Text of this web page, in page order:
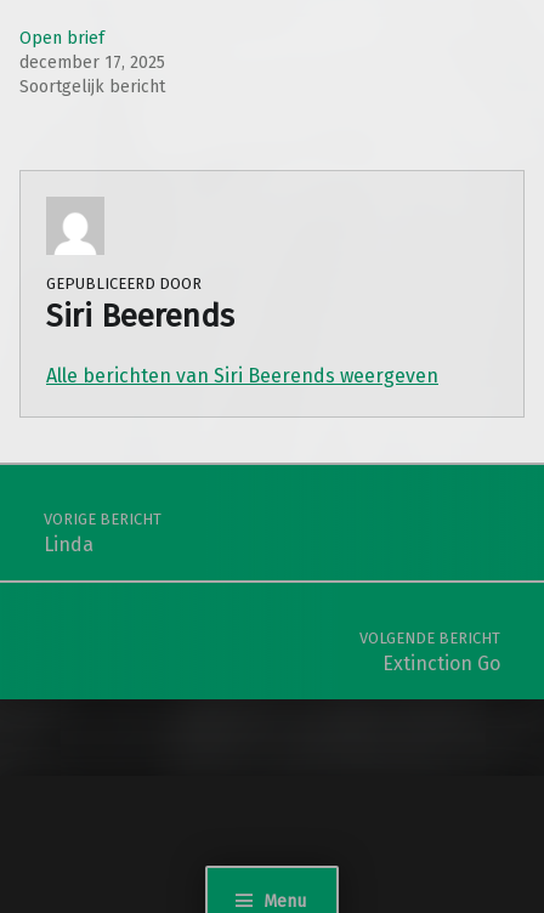
Menu
Open brief
december 17, 2025
Soortgelijk bericht
GEPUBLICEERD DOOR
Siri Beerends
Alle berichten van Siri Beerends weergeven
Teruggaan naar de hoofdnavigatie
Berichtnavigatie
VORIGE BERICHT
Linda
VOLGENDE BERICHT
Extinction Go